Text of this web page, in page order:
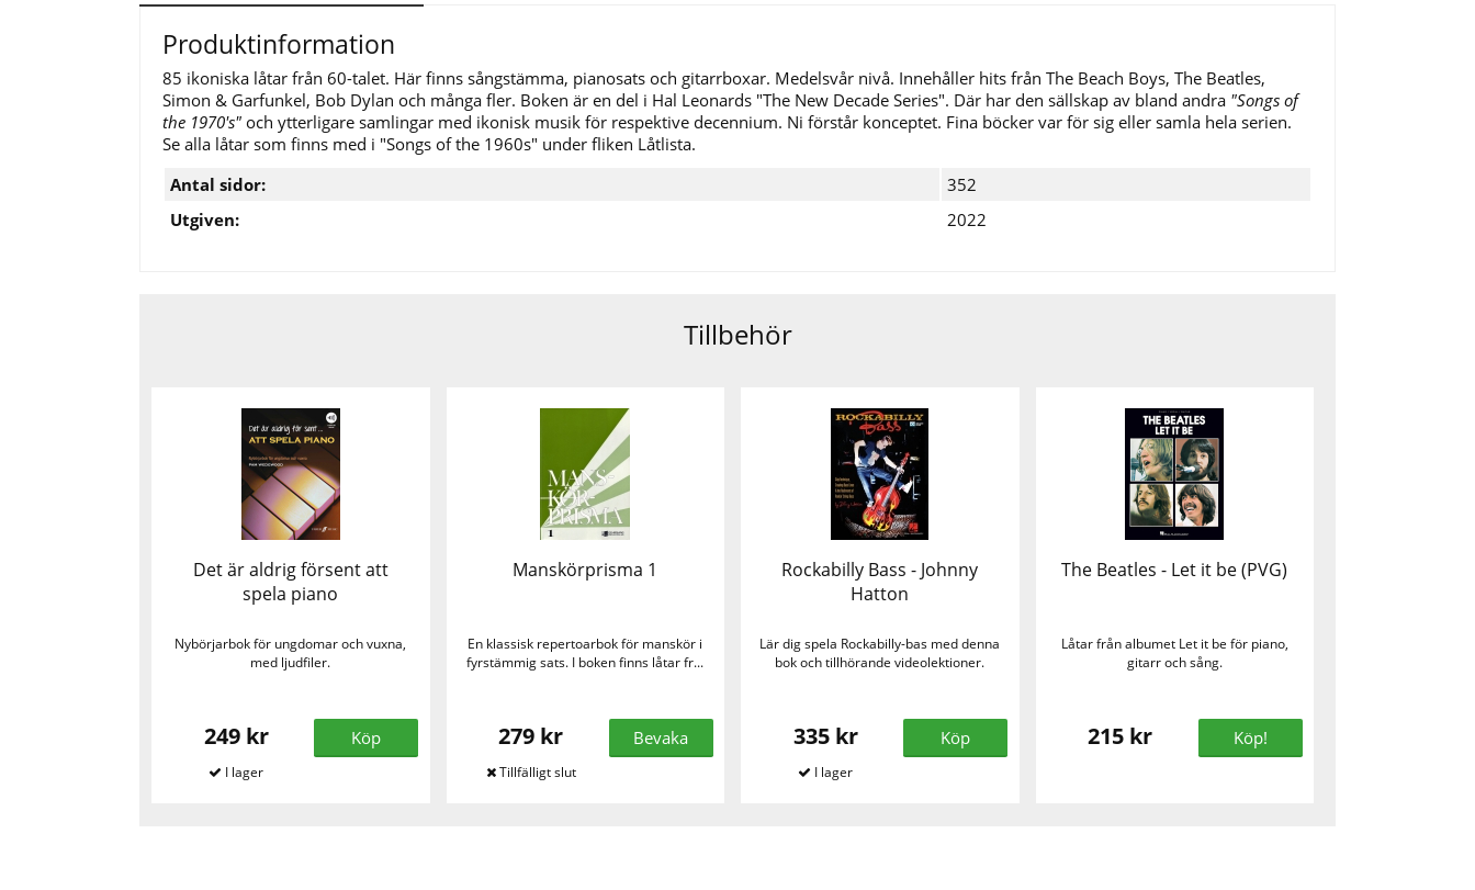
Produktinformation
85 ikoniska låtar från 60-talet. Här finns sångstämma, pianosats och gitarrboxar. Medelsvår nivå. Innehåller hits från The Beach Boys, The Beatles,
Simon & Garfunkel, Bob Dylan och många fler. Boken är en del i Hal Leonards "The New Decade Series". Där har den sällskap av bland andra "Songs of
the 1970's" och ytterligare samlingar med ikonisk musik för respektive decennium. Ni förstår konceptet. Fina böcker var för sig eller samla hela serien.
Se alla låtar som finns med i "Songs of the 1960s" under fliken Låtlista.
Antal sidor:
352
Utgiven:
2022
Tillbehör
Det är aldrig försent att
spela piano
Nybörjarbok för ungdomar och vuxna,
med ljudfiler.
249 kr Köp
Manskörprisma 1
En klassisk repertoarbok för manskör i
fyrstämmig sats. I boken finns låtar fr...
279 kr Bevaka
Rockabilly Bass - Johnny
Hatton
Lär dig spela Rockabilly-bas med denna
bok och tillhörande videolektioner.
335 kr Köp
The Beatles - Let it be (PVG)
Låtar från albumet Let it be för piano,
gitarr och sång.
215 kr Köp!